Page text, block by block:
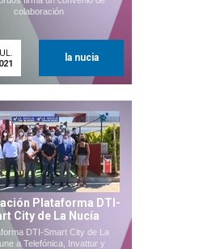
colaboración
la nucia
Plataforma DTI-
City de La Nucía
DTI-Smart City de La
a Telefónica, Invattur y